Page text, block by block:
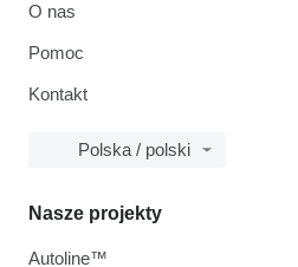
O nas
Pomoc
Kontakt
Polska / polski
Nasze projekty
Autoline™